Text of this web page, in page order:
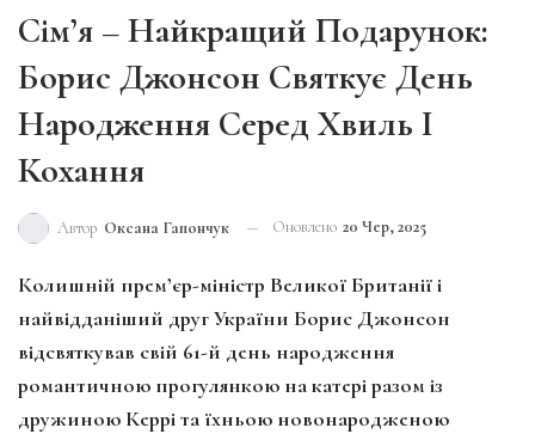
Сім’я – Найкращий Подарунок:
Борис Джонсон Святкує День
Народження Серед Хвиль І
Кохання
Автор Оксана Гапончук Оновлено 20 Чер, 2025
Колишній прем’єр-міністр Великої Британії і
найвідданіший друг України Борис Джонсон
відсвяткував свій 61-й день народження
романтичною прогулянкою на катері разом із
дружиною Керрі та їхньою новонародженою